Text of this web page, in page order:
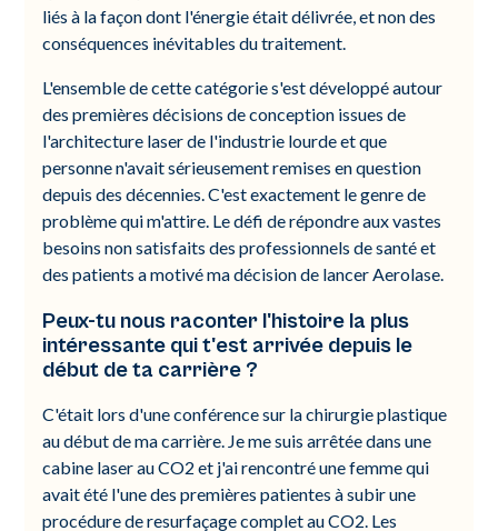
liés à la façon dont l'énergie était délivrée, et non des
conséquences inévitables du traitement.
L'ensemble de cette catégorie s'est développé autour
des premières décisions de conception issues de
l'architecture laser de l'industrie lourde et que
personne n'avait sérieusement remises en question
depuis des décennies. C'est exactement le genre de
problème qui m'attire. Le défi de répondre aux vastes
besoins non satisfaits des professionnels de santé et
des patients a motivé ma décision de lancer Aerolase.
Peux-tu nous raconter l'histoire la plus
intéressante qui t'est arrivée depuis le
début de ta carrière ?
C'était lors d'une conférence sur la chirurgie plastique
au début de ma carrière. Je me suis arrêtée dans une
cabine laser au CO2 et j'ai rencontré une femme qui
avait été l'une des premières patientes à subir une
procédure de resurfaçage complet au CO2. Les